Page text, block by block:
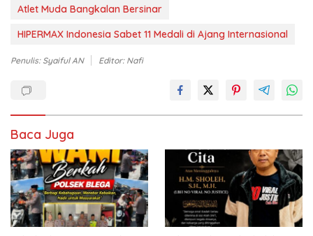
Atlet Muda Bangkalan Bersinar
HIPERMAX Indonesia Sabet 11 Medali di Ajang Internasional
Penulis: Syaiful AN Editor: Nafi
Baca Juga